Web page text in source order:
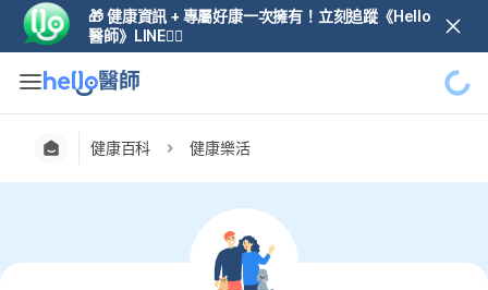
🎁 健康資訊 + 專屬好康一次擁有！立刻追蹤《Hello
醫師》LINE👆🏼
健康百科 健康樂活